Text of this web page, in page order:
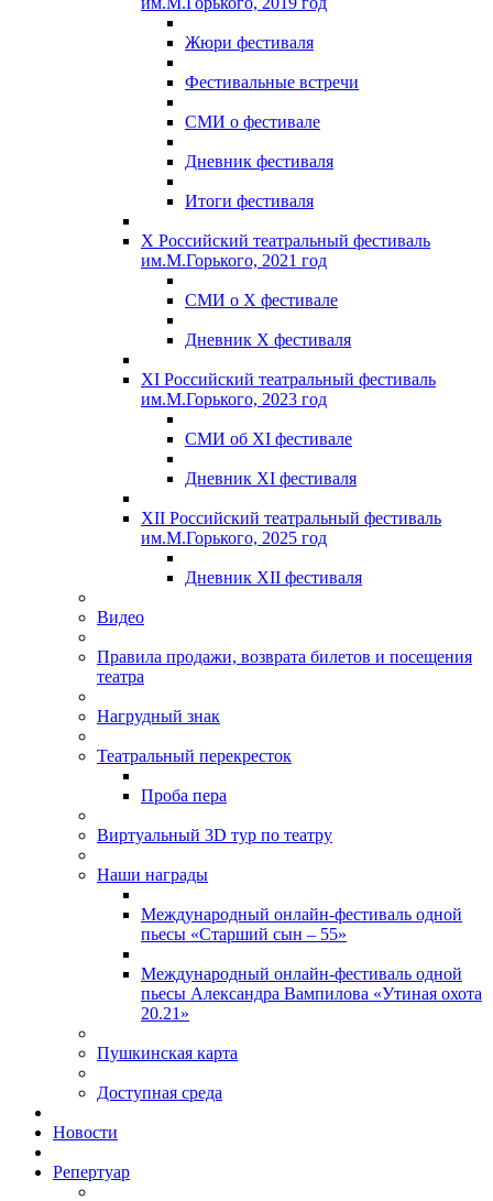
Жюри фестиваля
Фестивальные встречи
СМИ о фестивале
Дневник фестиваля
Итоги фестиваля
X Российский театральный фестиваль
им.М.Горького, 2021 год
СМИ о X фестивале
Дневник X фестиваля
XI Российский театральный фестиваль
им.М.Горького, 2023 год
СМИ об XI фестивале
Дневник XI фестиваля
XII Российский театральный фестиваль
им.М.Горького, 2025 год
Дневник XII фестиваля
Видео
Правила продажи, возврата билетов и посещения
театра
Нагрудный знак
Театральный перекресток
Проба пера
Виртуальный 3D тур по театру
Наши награды
Международный онлайн-фестиваль одной
пьесы «Старший сын – 55»
Международный онлайн-фестиваль одной
пьесы Александра Вампилова «Утиная охота
20.21»
Пушкинская карта
Доступная среда
Новости
Репертуар